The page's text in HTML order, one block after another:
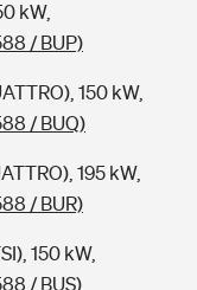
kW,
/ BUP)
150 kW,
/ BUQ)
195 kW,
/ BUR)
150 kW,
/ BUS)